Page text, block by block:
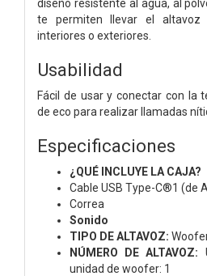
diseño resistente al agua, al
te permiten llevar el altavoz
interiores o exteriores.
Usabilidad
Fácil de usar y conectar con la
de eco para realizar llamadas
Especificaciones
¿QUÉ INCLUYE LA CAJA?
Cable USB Type-C®1 (de
Correa
Sonido
TIPO DE ALTAVOZ:
NÚMERO DE ALTAVOZ:
unidad de woofer: 1